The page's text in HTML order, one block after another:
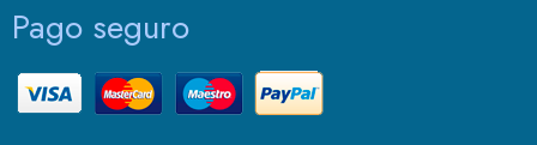
Pago seguro